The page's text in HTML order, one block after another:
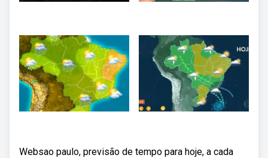
Websao paulo, previsão de tempo para hoje, a cada